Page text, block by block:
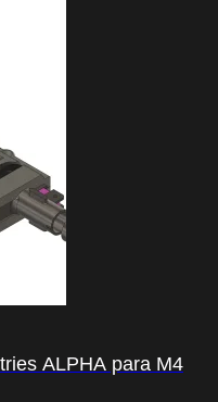
ALPHA para M4